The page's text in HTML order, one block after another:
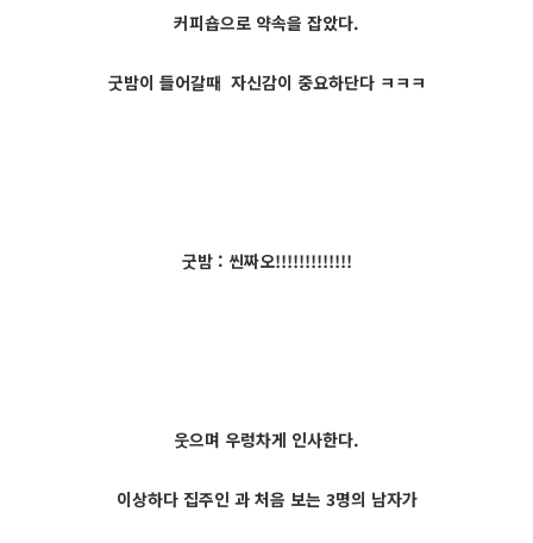
커피숍으로 약속을 잡았다.
굿밤이 들어갈때 자신감이 중요하단다 ㅋㅋㅋ
굿밤 : 씬짜오!!!!!!!!!!!!!
웃으며 우렁차게 인사한다.
이상하다 집주인 과 처음 보는 3명의 남자가